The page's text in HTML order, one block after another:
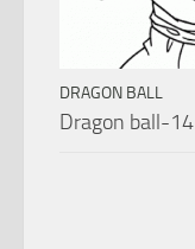
DRAGON BALL
Dragon ball-14